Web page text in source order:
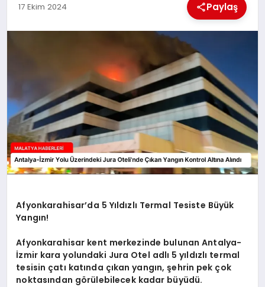
MAGAZIN
SPOR
TEKNOLOJI
17 Ekim 2024 Paylaş
Afyonkarahisar’da 5 Yıldızlı Termal Tesiste Büyük
Yangın!
Afyonkarahisar kent merkezinde bulunan Antalya-
İzmir kara yolundaki Jura Otel adlı 5 yıldızlı termal
tesisin çatı katında çıkan yangın, şehrin pek çok
noktasından görülebilecek kadar büyüdü.